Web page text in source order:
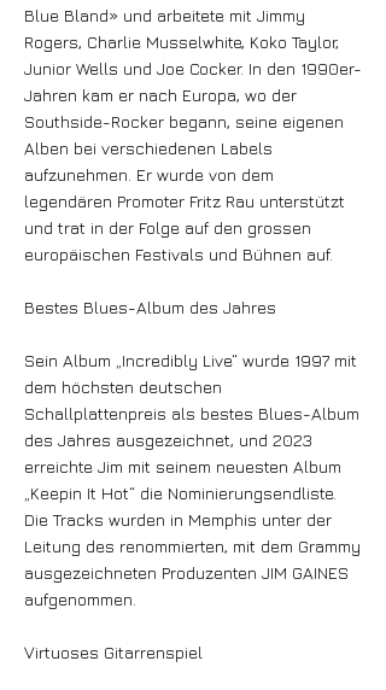
Blue Bland» und arbeitete mit Jimmy
Rogers, Charlie Musselwhite, Koko Taylor,
Junior Wells und Joe Cocker. In den 1990er-
Jahren kam er nach Europa, wo der
Southside-Rocker begann, seine eigenen
Alben bei verschiedenen Labels
aufzunehmen. Er wurde von dem
legendären Promoter Fritz Rau unterstützt
und trat in der Folge auf den grossen
europäischen Festivals und Bühnen auf.
Bestes Blues-Album des Jahres
Sein Album „Incredibly Live“ wurde 1997 mit
dem höchsten deutschen
Schallplattenpreis als bestes Blues-Album
des Jahres ausgezeichnet, und 2023
erreichte Jim mit seinem neuesten Album
„Keepin It Hot“ die Nominierungsendliste.
Die Tracks wurden in Memphis unter der
Leitung des renommierten, mit dem Grammy
ausgezeichneten Produzenten JIM GAINES
aufgenommen.
Virtuoses Gitarrenspiel